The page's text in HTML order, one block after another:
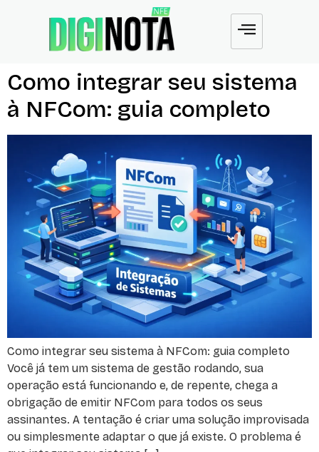
Como integrar seu sistema
à NFCom: guia completo
Como integrar seu sistema à NFCom: guia completo
Você já tem um sistema de gestão rodando, sua
operação está funcionando e, de repente, chega a
obrigação de emitir NFCom para todos os seus
assinantes. A tentação é criar uma solução improvisada
ou simplesmente adaptar o que já existe. O problema é